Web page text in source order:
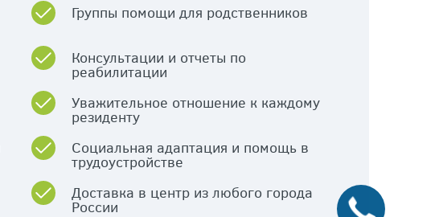
Группы помощи для родственников
Консультации и отчеты по
реабилитации
Уважительное отношение к каждому
резиденту
Социальная адаптация и помощь в
трудоустройстве
Доставка в центр из любого города
России